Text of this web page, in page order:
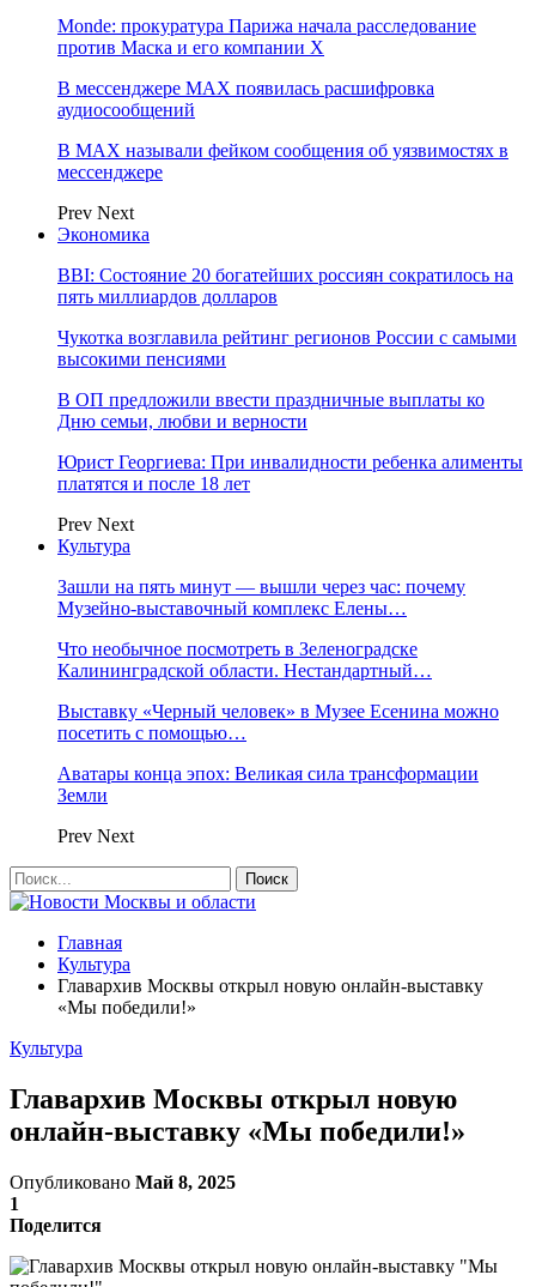
Monde: прокуратура Парижа начала расследование
против Маска и его компании X
В мессенджере MAX появилась расшифровка
аудиосообщений
В МAX называли фейком сообщения об уязвимостях в
мессенджере
Prev Next
Экономика
BBI: Состояние 20 богатейших россиян сократилось на
пять миллиардов долларов
Чукотка возглавила рейтинг регионов России с самыми
высокими пенсиями
В ОП предложили ввести праздничные выплаты ко
Дню семьи, любви и верности
Юрист Георгиева: При инвалидности ребенка алименты
платятся и после 18 лет
Prev Next
Культура
Зашли на пять минут — вышли через час: почему
Музейно-выставочный комплекс Елены…
Что необычное посмотреть в Зеленоградске
Калининградской области. Нестандартный…
Выставку «Черный человек» в Музее Есенина можно
посетить с помощью…
Аватары конца эпох: Великая сила трансформации
Земли
Prev Next
Главная
Культура
Главархив Москвы открыл новую онлайн-выставку
«Мы победили!»
Культура
Главархив Москвы открыл новую
онлайн-выставку «Мы победили!»
Опубликовано Май 8, 2025
1
Поделится